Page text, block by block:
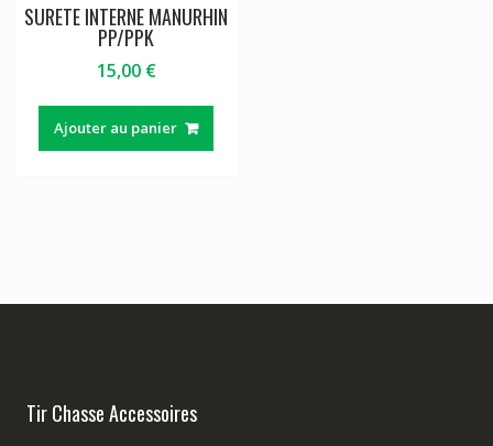
SURETE INTERNE MANURHIN
PP/PPK
15,00 €
Ajouter au panier
Tir Chasse Accessoires